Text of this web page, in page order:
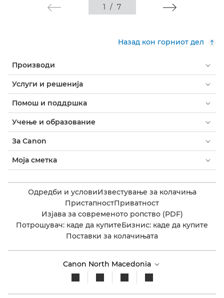
1 / 7
Назад кон горниот дел
Производи
Услуги и решенија
Помош и поддршка
Учење и образование
За Canon
Моја сметка
Одредби и условиИзвестување за колачиња
ПристапностПриватност
Изјава за современото ропство (PDF)
Потрошувач: каде да купитеБизнис: каде да купите
Поставки за колачињата
Canon North Macedonia​